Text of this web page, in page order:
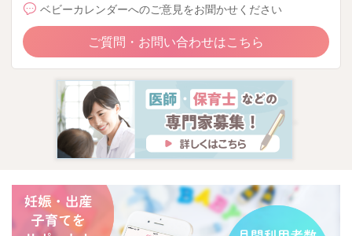
ベビーカレンダーへのご意見をお聞かせください
ご質問・お問い合わせはこちら